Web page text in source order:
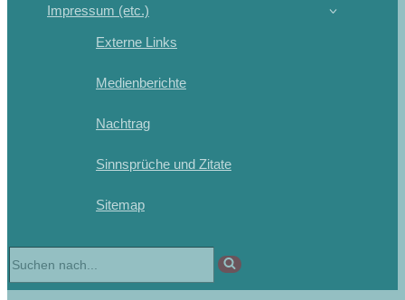
Impressum (etc.)
Externe Links
Medienberichte
Nachtrag
Sinnsprüche und Zitate
Sitemap